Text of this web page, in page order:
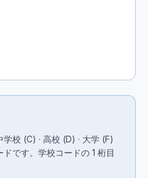
校 (C) · 高校 (D) · 大学 (F)
です。学校コードの 1 桁目